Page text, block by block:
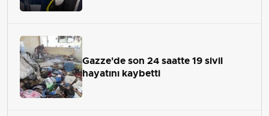
Gazze'de son 24 saatte 19 sivil
hayatını kaybetti